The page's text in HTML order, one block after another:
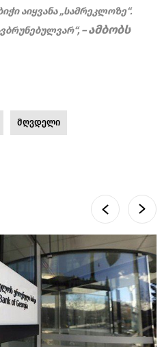
აიყვანა „სამრეკლოზე“.
–ამბობს
მღვდელი